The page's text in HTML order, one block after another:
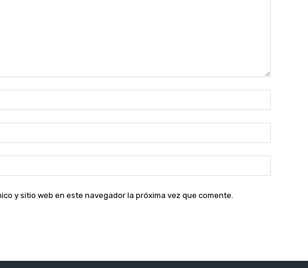
web:
y sitio web en este navegador la próxima vez que comente.